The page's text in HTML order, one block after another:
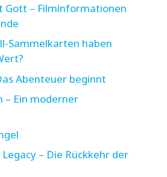
Gott – Filminformationen
Sammelkarten haben
Abenteuer beginnt
– Ein moderner
– Die Rückkehr der